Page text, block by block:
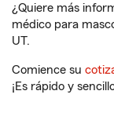
¿Quiere más
médico para
UT.
Comience su
¡Es rápido y